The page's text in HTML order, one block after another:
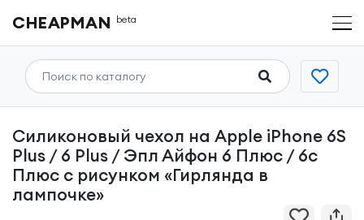
CHEAPMAN beta
Силиконовый чехол на Apple iPhone 6S
Plus / 6 Plus / Эпл Айфон 6 Плюс / 6с
Плюс с рисунком «Гирлянда в
лампочке»